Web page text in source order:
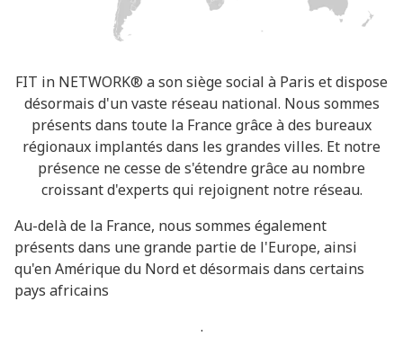
FIT in NETWORK® a son siège social à Paris et dispose
désormais d'un vaste réseau national. Nous sommes
présents dans toute la France grâce à des bureaux
régionaux implantés dans les grandes villes. Et notre
présence ne cesse de s'étendre grâce au nombre
croissant d'experts qui rejoignent notre réseau.
Au-delà de la France, nous sommes également
présents dans une grande partie de l'Europe, ainsi
qu'en Amérique du Nord et désormais dans certains
pays africains
.